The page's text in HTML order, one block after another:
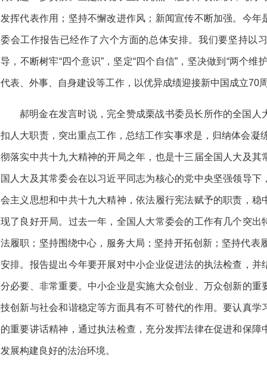
发挥代表作用；坚持不懈改进作风；新闻宣传不断加强。今
委会工作报告已经作了六个方面的总体安排。我们要坚持以
导，不断树牢“四个意识”，坚定“四个自信”，坚决做到“两个
代表、外事、自身建设等工作，以优异成绩迎接新中国成立70
郝明金在发言时说，完全赞成栗战书委员长所作的全国
扣人大职责，突出重点工作，总结工作实事求是，归纳体会凝
彻落实中共十九大精神的开局之年，也是十三届全国人大及
国人大及其常委会在以习近平同志为核心的党中央坚强领导
会主义思想和中共十九大精神，依法履行宪法赋予的职责，
现了良好开局。过去一年，全国人大常委会的工作有几个突
法履职；坚持围绕中心，服务大局；坚持开拓创新；坚持代表
安排。报告提出今年要开展对中小企业促进法的执法检查，
分必要、非常重要。中小企业是实施大众创业、万众创新的
技创新与社会和谐稳定等方面具有不可替代的作用。要认真
的重要讲话精神，通过执法检查，充分发挥法律在促进和保
发展构建良好的法治环境。